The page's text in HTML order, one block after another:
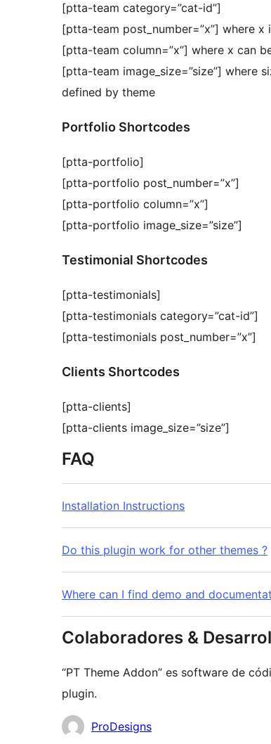
[ptta-team category=”cat-id”]
[ptta-team post_number=”x”] where x
[ptta-team column=”x”] where x can
[ptta-team image_size=”size”] where
defined by theme
Portfolio Shortcodes
[ptta-portfolio]
[ptta-portfolio post_number=”x”]
[ptta-portfolio column=”x”]
[ptta-portfolio image_size=”size”]
Testimonial Shortcodes
[ptta-testimonials]
[ptta-testimonials category=”cat-id”]
[ptta-testimonials post_number=”x”]
Clients Shortcodes
[ptta-clients]
[ptta-clients image_size=”size”]
FAQ
Installation Instructions
Do this plugin work for other themes ?
Where can I find demo and
Colaboradores &
“PT Theme Addon” es software de
plugin.
Colaboradores
ProDesigns